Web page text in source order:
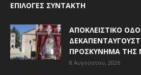
ΕΠΙΛΟΓΈΣ ΣΥΝΤΆΚΤΗ
ΑΠΟΚΛΕΙΣΤΙΚΟ
ΠΡΟΣΚΎΝΗΜΑ ΤΗΣ
8 Αυγούστου, 2026